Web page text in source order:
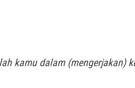
kamu dalam (mengerjakan)